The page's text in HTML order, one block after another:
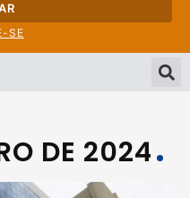
SE
DE 2024